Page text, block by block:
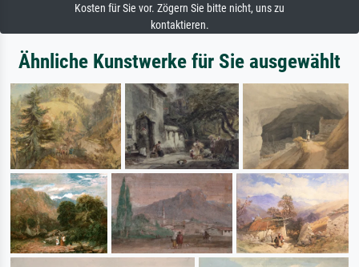
Kosten für Sie vor. Zögern Sie bitte nicht, uns zu
kontaktieren.
Ähnliche Kunstwerke für Sie ausgewählt